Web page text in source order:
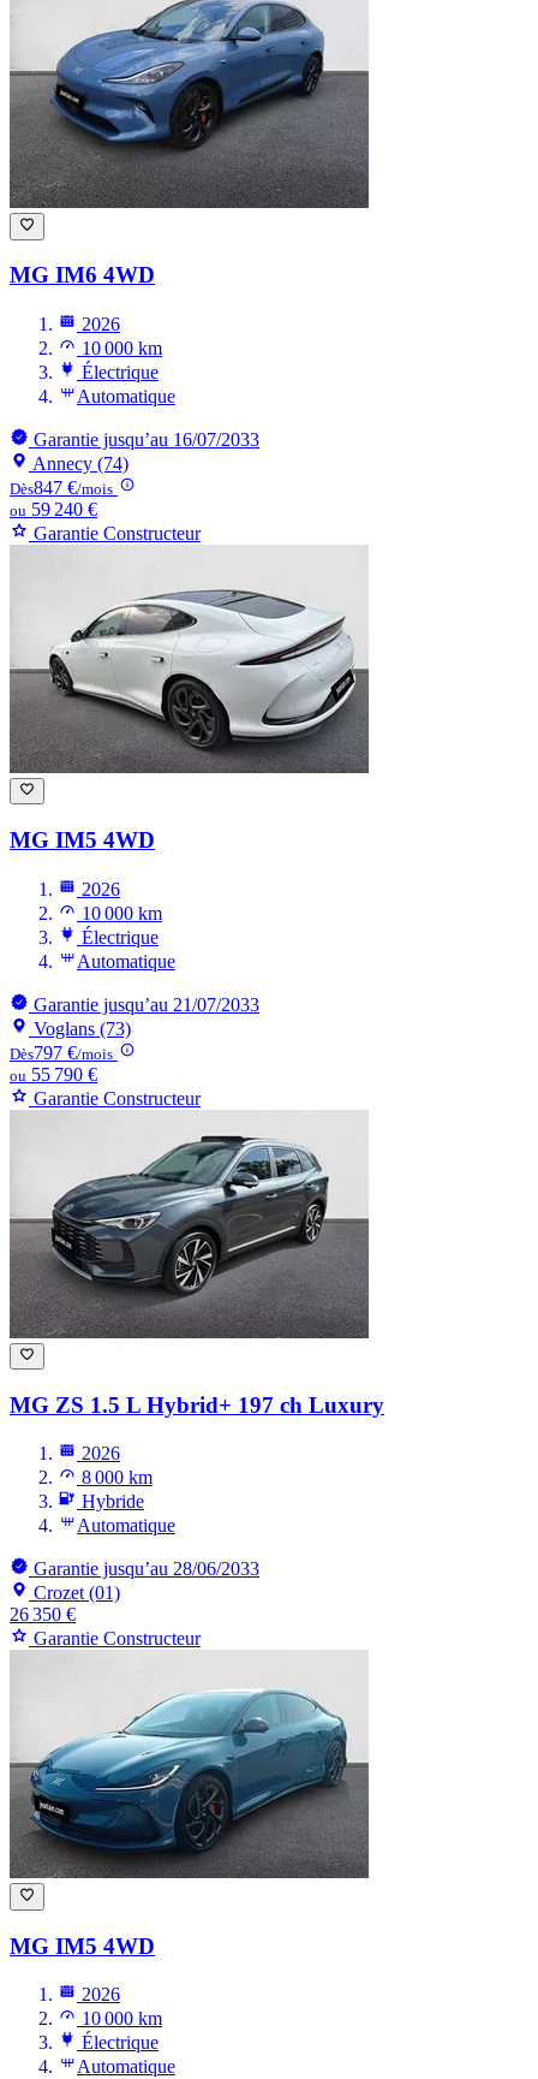
MG IM6 4WD
2026
10 000 km
Électrique
Automatique
Garantie jusqu’au 16/07/2033
Annecy (74)
Dès847 €/mois
ou 59 240 €
Garantie Constructeur
MG IM5 4WD
2026
10 000 km
Électrique
Automatique
Garantie jusqu’au 21/07/2033
Voglans (73)
Dès797 €/mois
ou 55 790 €
Garantie Constructeur
MG ZS 1.5 L Hybrid+ 197 ch Luxury
2026
8 000 km
Hybride
Automatique
Garantie jusqu’au 28/06/2033
Crozet (01)
26 350 €
Garantie Constructeur
MG IM5 4WD
2026
10 000 km
Électrique
Automatique